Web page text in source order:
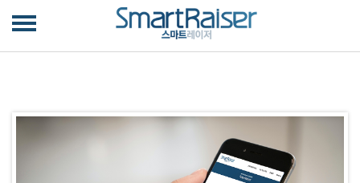
스마트레이저 서비스
SmartGive 안내ㅤㅤㅤㅤㅤ
고객센터